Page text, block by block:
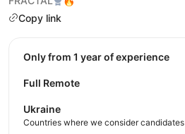
Copy link
Only from 1 year of experience
Full Remote
Ukraine
Countries where we consider candidates